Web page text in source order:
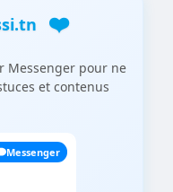
❤️
Messenger pour ne
et contenus
Messenger